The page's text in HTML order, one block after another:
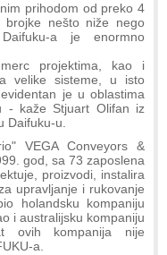
prihodom od preko 4
nešto niže nego
a je enormno
projektima, kao i
velike sisteme, u isto
je u oblastima
- kaže Stjuart Olifan iz
Daifuku-u.
VEGA Conveyors &
god, sa 73 zaposlena
proizvodi, instalira
upravljanje i rukovanje
holandsku kompaniju
i australijsku kompaniju
ovih kompanija nije
a.